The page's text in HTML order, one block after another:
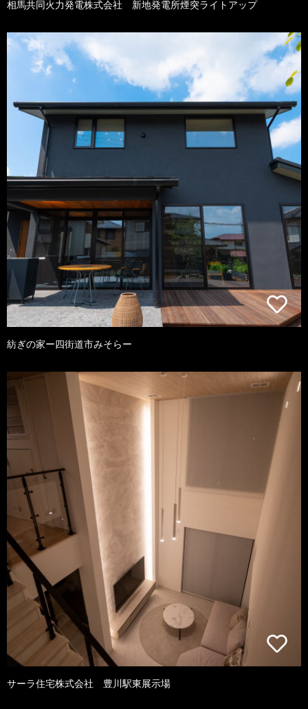
相馬共同火力発電株式会社 新地発電所煙突ライトアップ
紡ぎの家ー四街道市みそらー
サーラ住宅株式会社 豊川駅東展示場